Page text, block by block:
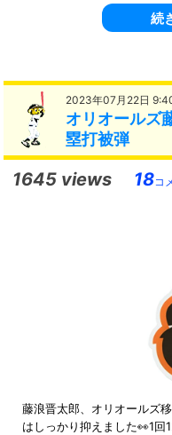
続
2023年07月22日
オリオールズ
塁打被弾
1645 views 18コ
藤浪晋太郎、オリオールズ
はしっかり抑えました👀1回